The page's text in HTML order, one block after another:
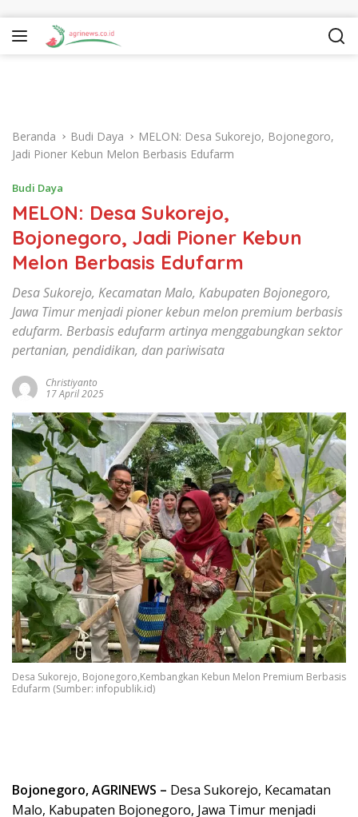
Beranda Budi Daya
MELON: Desa Sukorejo, Bojonegoro,
Jadi Pioner Kebun Melon Berbasis Edufarm
Budi Daya
MELON: Desa Sukorejo,
Bojonegoro, Jadi Pioner Kebun
Melon Berbasis Edufarm
Desa Sukorejo, Kecamatan Malo, Kabupaten Bojonegoro,
Jawa Timur menjadi pioner kebun melon premium berbasis
edufarm. Berbasis edufarm artinya menggabungkan sektor
pertanian, pendidikan, dan pariwisata
Christiyanto
17 April 2025
Desa Sukorejo, Bojonegoro,Kembangkan Kebun Melon Premium Berbasis
Edufarm (Sumber: infopublik.id)
Bojonegoro, AGRINEWS – Desa Sukorejo, Kecamatan
Malo, Kabupaten Bojonegoro, Jawa Timur menjadi